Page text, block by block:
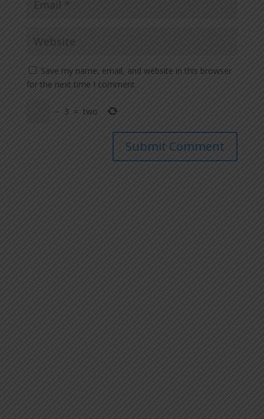
Save my name, email, and website in this browser
for the next time I comment.
− 3 = two